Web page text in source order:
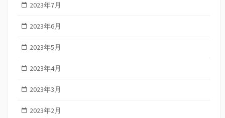
2023年7月
2023年6月
2023年5月
2023年4月
2023年3月
2023年2月